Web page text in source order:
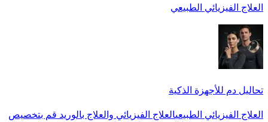
العلاج الفيزيائي الطبيعي
تحاليل دم للأجهزة الذكية
العلاج الفيزيائي الطبيعيالعلاج الفيزيائي والعلاج بالوريد قم بتخصيص